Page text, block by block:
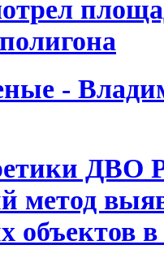
-
ДВО
метод
объектов в